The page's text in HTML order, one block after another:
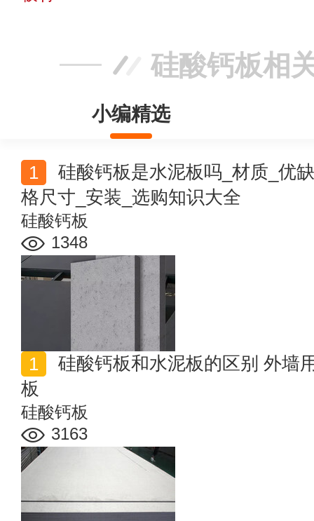
硅酸钙板相
小编精选
格尺寸_安装_选购知识大全
硅酸钙板
1348
板
硅酸钙板
3163